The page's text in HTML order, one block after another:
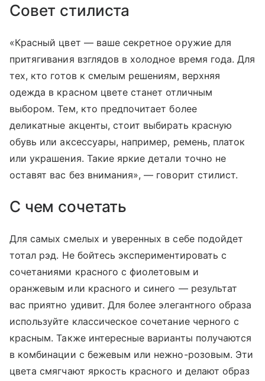
Совет стилиста
«Красный цвет — ваше секретное оружие для
притягивания взглядов в холодное время года. Для
тех, кто готов к смелым решениям, верхняя
одежда в красном цвете станет отличным
выбором. Тем, кто предпочитает более
деликатные акценты, стоит выбирать красную
обувь или аксессуары, например, ремень, платок
или украшения. Такие яркие детали точно не
оставят вас без внимания», — говорит стилист.
С чем сочетать
Для самых смелых и уверенных в себе подойдет
тотал рэд. Не бойтесь экспериментировать с
сочетаниями красного с фиолетовым и
оранжевым или красного и синего — результат
вас приятно удивит. Для более элегантного образа
используйте классическое сочетание черного с
красным. Также интересные варианты получаются
в комбинации с бежевым или нежно-розовым. Эти
цвета смягчают яркость красного и делают образ